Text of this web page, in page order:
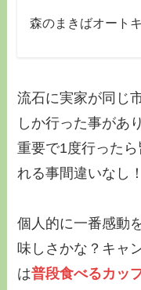
森のまきばオート
流石に実家が同じ
しか行った事があ
重要で1度行った
れる事間違いなし！
個人的に一番感動
味しさ かな？キャ
は普段食べるカッ